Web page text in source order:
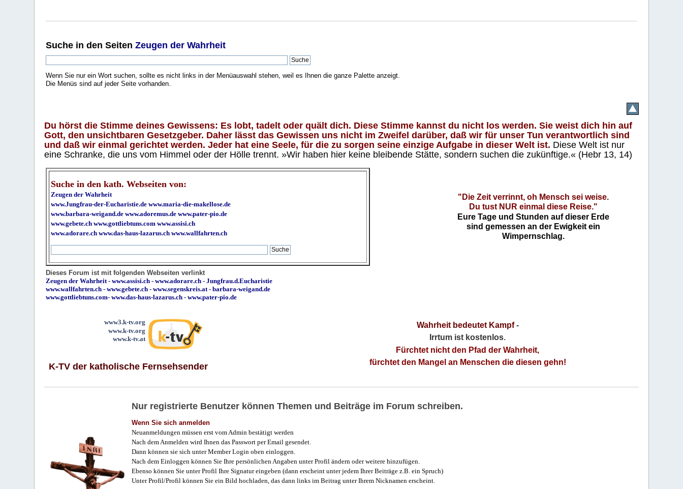
Suche in den SeitenZeugen der Wahrheit
Wenn Sie nur ein Wort suchen, sollte es nicht links in der Menüauswahl stehen, weil es Ihnen die ganze Palette anzeigt.
Die Menüs sind auf jeder Seite vorhanden..
Du hörst die Stimme deines Gewissens: Es lobt, tadelt oder quält dich. Diese Stimme kannst du nicht los werden. Sie weist dich hin auf
Gott, den unsichtbaren Gesetzgeber. Daher lässt das Gewissen uns nicht im Zweifel darüber, daß wir für unser Tun verantwortlich sind
und daß wir einmal gerichtet werden. Jeder hat eine Seele, für die zu sorgen seine einzige Aufgabe in dieser Welt ist. Diese Welt ist nur
eine Schranke, die uns vom Himmel oder der Hölle trennt. »Wir haben hier keine bleibende Stätte, sondern suchen die zukünftige.« (Hebr 13, 14)
Suche in den kath. Webseiten von:
Zeugen der Wahrheit
www.Jungfrau-der-Eucharistie.de www.maria-die-makellose.de
www.barbara-weigand.de www.adoremus.de www.pater-pio.de
www.gebete.ch www.gottliebtuns.com www.assisi.ch
www.adorare.ch www.das-haus-lazarus.ch www.wallfahrten.ch
"Die Zeit verrinnt, oh Mensch sei weise.
Du tust NUR einmal diese Reise."
Eure Tage und Stunden auf dieser Erde
sind gemessen an der Ewigkeit ein
Wimpernschlag.
Dieses Forum ist mit folgenden Webseiten verlinkt
Zeugen der Wahrheit-www.assisi.ch -www.adorare.ch -Jungfrau.d.Eucharistie
www.wallfahrten.ch -www.gebete.ch -www.segenskreis.at-barbara-weigand.de
www.gottliebtuns.com-www.das-haus-lazarus.ch - www.pater-pio.de
www3.k-tv.org
www.k-tv.org
www.k-tv.at
K-TV der katholische Fernsehsender
Wahrheit bedeutet Kampf-
Irrtum ist kostenlos.
Fürchtet nicht den Pfad der Wahrheit,
fürchtet den Mangel an Menschen die diesen gehn!
Nur registrierte Benutzer können Themen und Beiträge im Forum schreiben.
Wenn Sie sich anmelden
Neuanmeldungen müssen erst vom Admin bestätigt werden
Nach dem Anmelden wird Ihnen das Passwort per Email gesendet.
Dann können sie sich unter Member Login oben einloggen.
Nach dem Einloggen können Sie Ihre persönlichen Angaben unter Profil ändern oder weitere hinzufügen.
Ebenso können Sie unter Profil Ihre Signatur eingeben (dann erscheint unter jedem Ihrer Beiträge z.B. ein Spruch)
Unter Profil/Profil können Sie ein Bild hochladen, das dann links im Beitrag unter Ihrem Nicknamen erscheint.